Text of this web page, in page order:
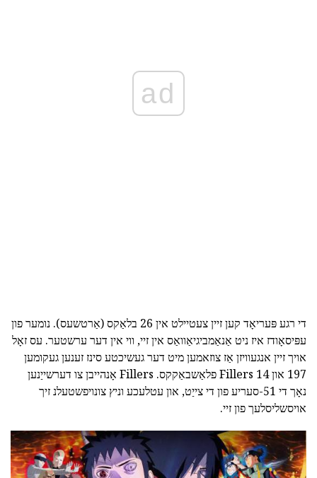
ad
די רגע פּעריאָד קען זיין צעטיילט אין 26 בלאַקס (אַרטשעס). נומער פון
עפּיסאָודז איז ניט אַנאַמביגיאַוואַס אין זיי, ווי אין דער ערשטער. עס זאָל
אויך זיין אנגעוויזן אַז צוזאמען מיט דער געשיכטע סינז זענען געקומען
197 און Fillers 14 פלאַשבאַקקס. Fillers אָנהייבן צו דערשייַנען
נאָך די 51-סעריע פון די צייַט, און עטלעכע וניץ צונויפשטעלנ זיך
אויסשליסלעך פון זיי.